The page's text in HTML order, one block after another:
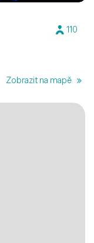
110
Zobrazit na mapě